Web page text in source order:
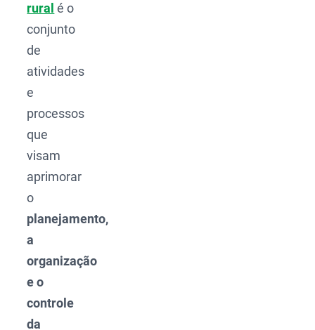
rural é o
conjunto
de
atividades
e
processos
que
visam
aprimorar
o
planejamento,
a
organização
e o
controle
da